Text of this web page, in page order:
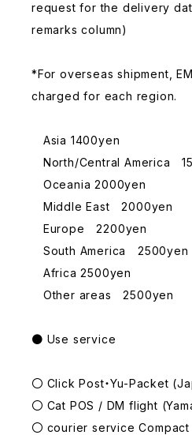
request for the delivery
remarks column)
*For overseas shipment,
charged for each region.
Asia 1400yen
North/Central America
Oceania 2000yen
Middle East 2000yen
Europe 2200yen
South America 2500yen
Africa 2500yen
Other areas 2500yen
● Use service
〇 Click Post・Yu-Packet
〇 Cat POS / DM flight
〇 courier service Compact